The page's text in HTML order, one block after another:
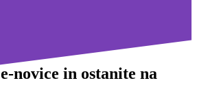
e-novice in ostanite na